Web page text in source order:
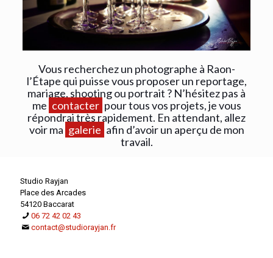
Vous recherchez un photographe à Raon-
l’Étape qui puisse vous proposer un reportage,
mariage, shooting ou portrait ? N’hésitez pas à
me contacter pour tous vos projets, je vous
répondrai très rapidement. En attendant, allez
voir ma galerie afin d’avoir un aperçu de mon
travail.
Studio Rayjan
Place des Arcades
54120 Baccarat
06 72 42 02 43
contact@studiorayjan.fr